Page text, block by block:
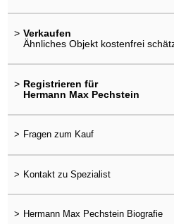
> Verkaufen
Ähnliches Objekt kostenfrei
> Registrieren für
Hermann Max Pechstein
> Fragen zum Kauf
> Kontakt zu Spezialist
> Hermann Max Pechstein Biografie